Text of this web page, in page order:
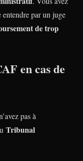
entendre par un juge
de trop
en cas de
pas à
Tribunal